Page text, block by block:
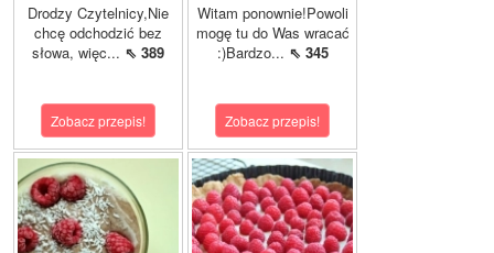
Drodzy Czytelnicy,Nie
chcę odchodzić bez
słowa, więc... ⇖ 389
Zobacz przepis!
Witam ponownie!Powoli
mogę tu do Was wracać
:)Bardzo... ⇖ 345
Zobacz przepis!